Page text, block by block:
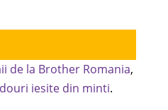
de la Brother Romania,
iesite din minti.